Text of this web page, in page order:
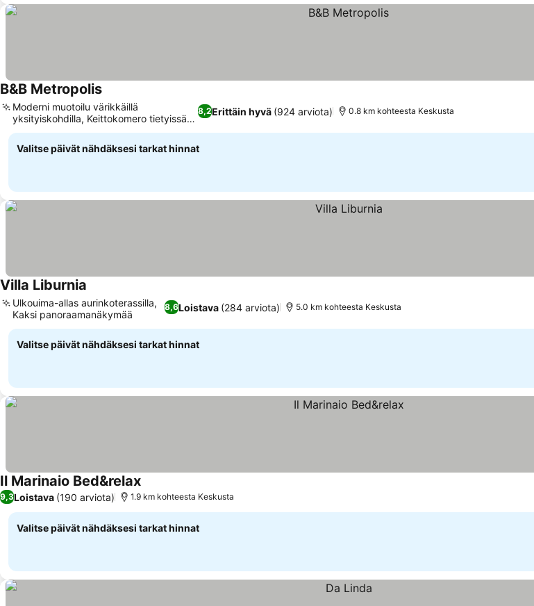
B&B Metropolis
8,2Erittäin hyvä (924 arviota)
Moderni muotoilu värikkäillä
yksityiskohdilla, Keittokomero tietyissä
majoitustiloissa
0.8 km kohteesta Keskusta
Valitse päivät nähdäksesi tarkat hinnat
Villa Liburnia
8,6Loistava (284 arviota)
Ulkouima-allas aurinkoterassilla,
Kaksi panoraamanäkymää
5.0 km kohteesta Keskusta
Valitse päivät nähdäksesi tarkat hinnat
Il Marinaio Bed&relax
9,3Loistava (190 arviota) 1.9 km kohteesta Keskusta
Valitse päivät nähdäksesi tarkat hinnat